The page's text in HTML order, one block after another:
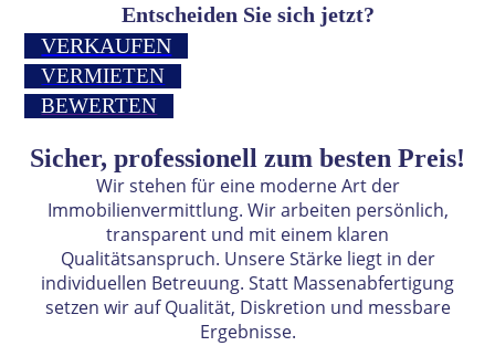
Entscheiden Sie sich jetzt?
VERKAUFEN
VERMIETEN
BEWERTEN
Sicher, professionell zum besten Preis!
Wir stehen für eine moderne Art der
Immobilienvermittlung. Wir arbeiten persönlich,
transparent und mit einem klaren
Qualitätsanspruch. Unsere Stärke liegt in der
individuellen Betreuung. Statt Massenabfertigung
setzen wir auf Qualität, Diskretion und messbare
Ergebnisse.